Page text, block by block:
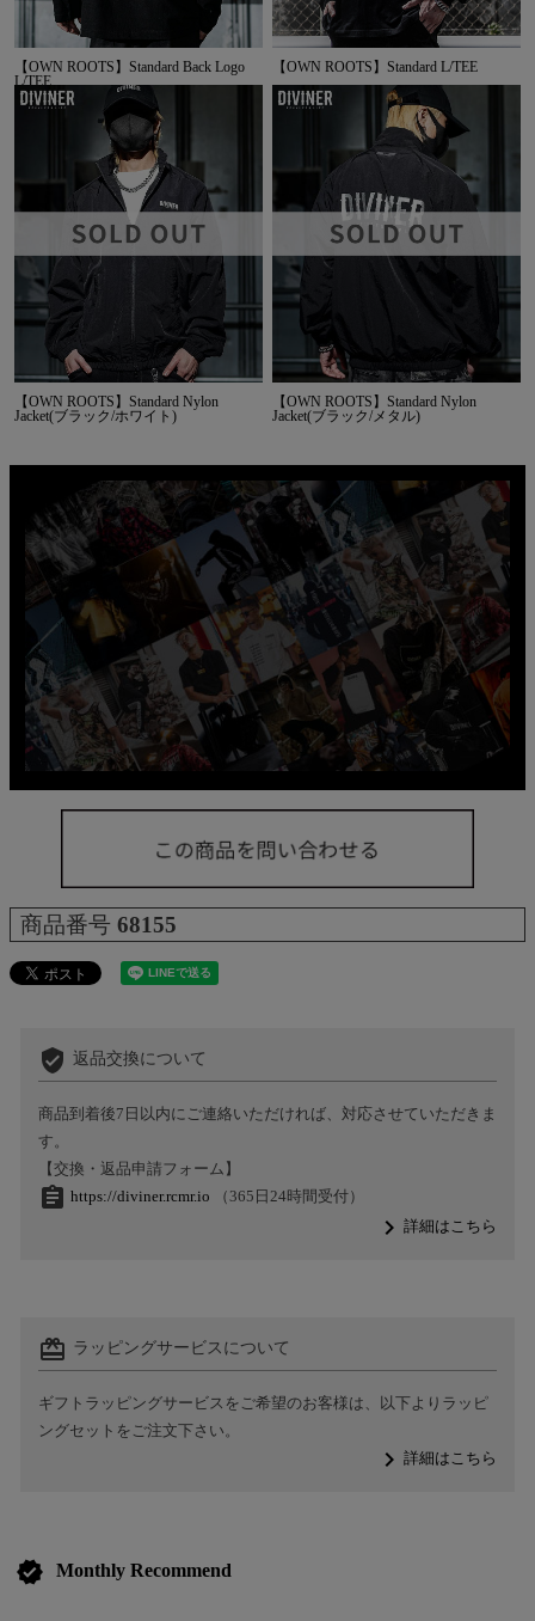
【OWN ROOTS】Standard Back Logo
L/TEE
【OWN ROOTS】Standard L/TEE
【OWN ROOTS】Standard Nylon
Jacket(ブラック/ホワイト)
【OWN ROOTS】Standard Nylon
Jacket(ブラック/メタル)
商品番号 68155
verified_user 返品交換について
商品到着後7日以内にご連絡いただければ、対応させていただきま
す。
【交換・返品申請フォーム】
assignment https://diviner.rcmr.io （365日24時間受付）
navigate_next詳細はこちら
card_giftcard ラッピングサービスについて
ギフトラッピングサービスをご希望のお客様は、以下よりラッピ
ングセットをご注文下さい。
navigate_next詳細はこちら
verified Monthly Recommend